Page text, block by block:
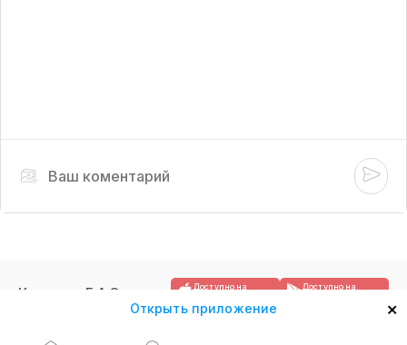
Открыть приложение ×
Контакты F.A.Q. Доступно на Доступно на